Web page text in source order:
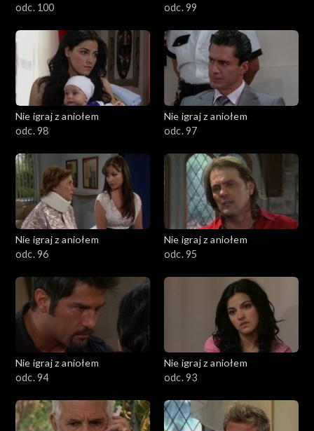
odc. 100
odc. 99
Nie igraj z aniołem
odc. 98
Nie igraj z aniołem
odc. 97
Nie igraj z aniołem
odc. 96
Nie igraj z aniołem
odc. 95
Nie igraj z aniołem
odc. 94
Nie igraj z aniołem
odc. 93